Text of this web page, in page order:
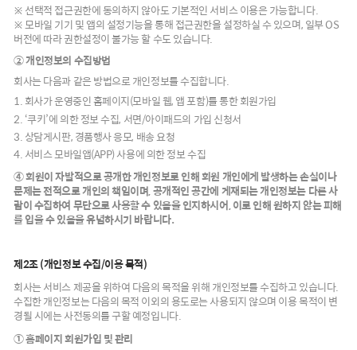
※ 선택적 접근권한에 동의하지 않아도 기본적인 서비스 이용은 가능합니다.
※ 모바일 기기 및 앱의 설정기능을 통해 접근권한을 설정하실 수 있으며, 일부 OS
버전에 따라 권한설정이 불가능 할 수도 있습니다.
② 개인정보의 수집방법
회사는 다음과 같은 방법으로 개인정보를 수집합니다.
1. 회사가 운영중인 홈페이지(모바일 웹, 앱 포함)를 통한 회원가입
2. ‘쿠키’에 의한 정보 수집, 서면/아이패드의 가입 신청서
3. 상담게시판, 경품행사 응모, 배송 요청
4. 서비스 모바일앱(APP) 사용에 의한 정보 수집
④ 회원이 자발적으로 공개한 개인정보로 인해 회원 개인에게 발생하는 손실이나
문제는 전적으로 개인의 책임이며, 공개적인 공간에 게재되는 개인정보는 다른 사
람이 수집하여 무단으로 사용할 수 있음을 인지하시어, 이로 인해 원하지 않는 피해
를 입을 수 있음을 유념하시기 바랍니다.
제2조 (개인정보 수집/이용 목적)
회사는 서비스 제공을 위하여 다음의 목적을 위해 개인정보를 수집하고 있습니다.
수집한 개인정보는 다음의 목적 이외의 용도로는 사용되지 않으며 이용 목적이 변
경될 시에는 사전동의를 구할 예정입니다.
① 홈페이지 회원가입 및 관리